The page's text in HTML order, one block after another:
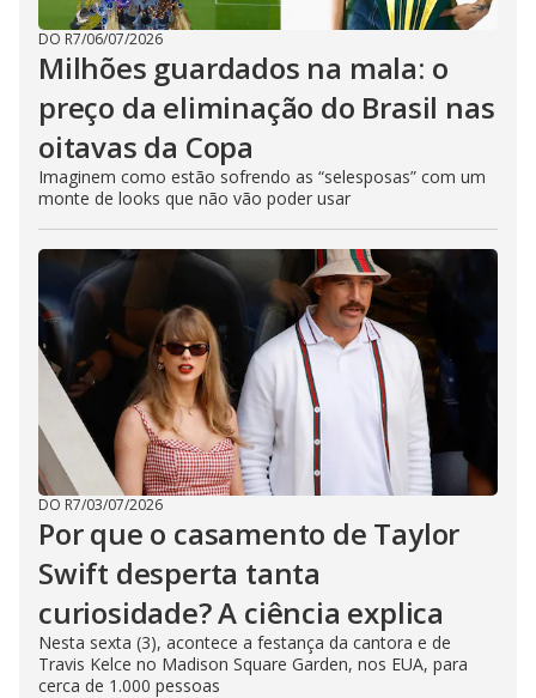
DO R7/06/07/2026
Milhões guardados na mala: o
preço da eliminação do Brasil nas
oitavas da Copa
Imaginem como estão sofrendo as “selesposas” com um
monte de looks que não vão poder usar
DO R7/03/07/2026
Por que o casamento de Taylor
Swift desperta tanta
curiosidade? A ciência explica
Nesta sexta (3), acontece a festança da cantora e de
Travis Kelce no Madison Square Garden, nos EUA, para
cerca de 1.000 pessoas